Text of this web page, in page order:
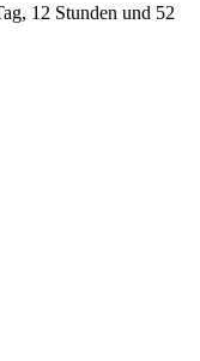
12 Stunden und 52